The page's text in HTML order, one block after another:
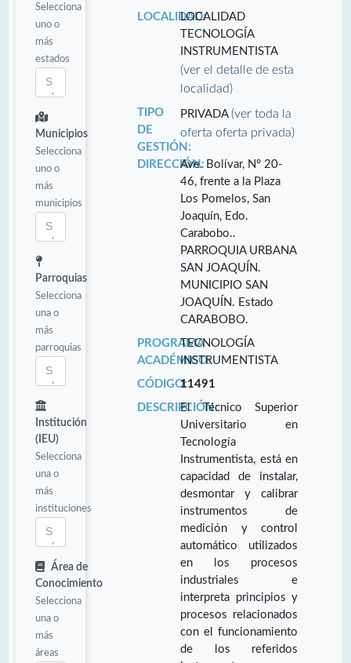
Selecciona
uno o
más
estados
Municipios
Selecciona
uno o
más
municipios
Parroquias
Selecciona
una o
más
parroquias
Institución
(IEU)
Selecciona
una o
más
instituciones
Área de
Conocimiento
Selecciona
una o
más
áreas
LOCALIDAD:LOCALIDAD
TECNOLOGÍA
INSTRUMENTISTA
(ver el detalle de esta
localidad)
TIPO
DE
GESTIÓN:
PRIVADA(ver toda la
oferta oferta privada)
DIRECCIÓN:Ave. Bolívar, N° 20-
46, frente a la Plaza
Los Pomelos, San
Joaquín, Edo.
Carabobo..
PARROQUIA URBANA
SAN JOAQUÍN.
MUNICIPIO SAN
JOAQUÍN. Estado
CARABOBO.
PROGRAMA
ACADÉMICO:
TECNOLOGÍA
INSTRUMENTISTA
CÓDIGO:11491
DESCRIPCIÓN:El Técnico Superior
Universitario en
Tecnología
Instrumentista, está en
capacidad de instalar,
desmontar y calibrar
instrumentos de
medición y control
automático utilizados
en los procesos
industriales e
interpreta principios y
procesos relacionados
con el funcionamiento
de los referidos